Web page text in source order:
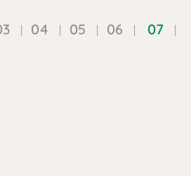
04 05 06 07